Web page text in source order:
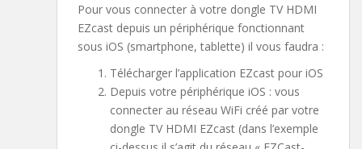
Pour vous connecter à votre dongle TV HDMI
EZcast depuis un périphérique fonctionnant
sous iOS (smartphone, tablette) il vous faudra :
Télécharger l’application EZcast pour iOS
Depuis votre périphérique iOS : vous
connecter au réseau WiFi créé par votre
dongle TV HDMI EZcast (dans l’exemple